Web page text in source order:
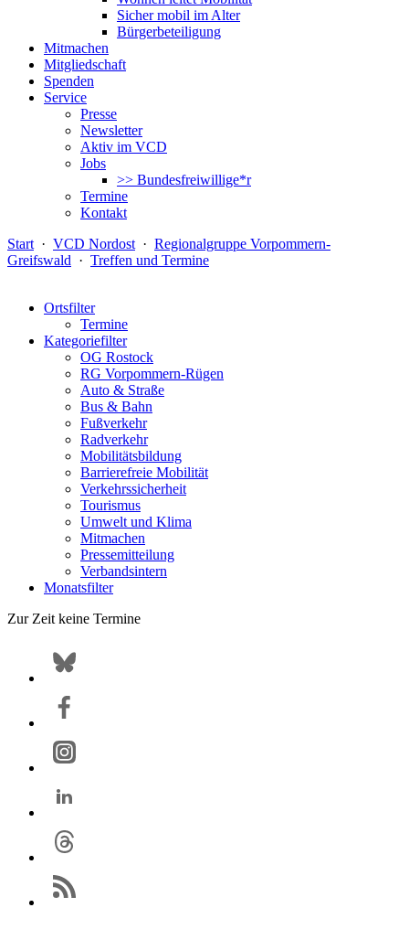
Sicher mobil im Alter
Bürgerbeteiligung
Mitmachen
Mitgliedschaft
Spenden
Service
Presse
Newsletter
Aktiv im VCD
Jobs
>> Bundesfreiwillige*r
Termine
Kontakt
Start · VCD Nordost · Regionalgruppe Vorpommern-
Greifswald · Treffen und Termine
Ortsfilter
Termine
Kategoriefilter
OG Rostock
RG Vorpommern-Rügen
Auto & Straße
Bus & Bahn
Fußverkehr
Radverkehr
Mobilitätsbildung
Barrierefreie Mobilität
Verkehrssicherheit
Tourismus
Umwelt und Klima
Mitmachen
Pressemitteilung
Verbandsintern
Monatsfilter
Zur Zeit keine Termine